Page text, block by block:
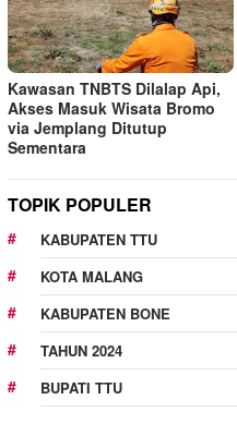
Kawasan TNBTS Dilalap Api,
Akses Masuk Wisata Bromo
via Jemplang Ditutup
Sementara
TOPIK POPULER
KABUPATEN TTU
KOTA MALANG
KABUPATEN BONE
TAHUN 2024
BUPATI TTU